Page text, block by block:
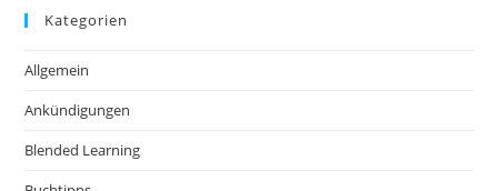
Kategorien
Allgemein
Ankündigungen
Blended Learning